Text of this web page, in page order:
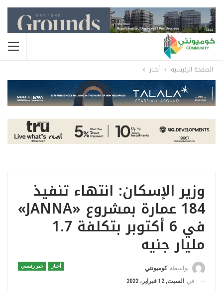
الصفحة الرئيسية أخبار
وزير الإسكان: انتهاء تنفيذ
184 عمارة بمشروع «JANNA»
في 6 أكتوبر بتكلفة 1.7
مليار جنيه
أخبار خبر رئيسي بواسطة كوميونتي
في
السبت, 12 فبراير، 2022